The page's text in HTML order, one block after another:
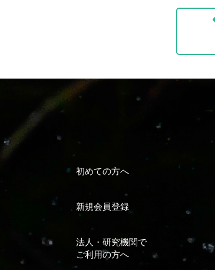
初めての方へ
新規会員登録
法人・研究機関で
ご利用の方へ